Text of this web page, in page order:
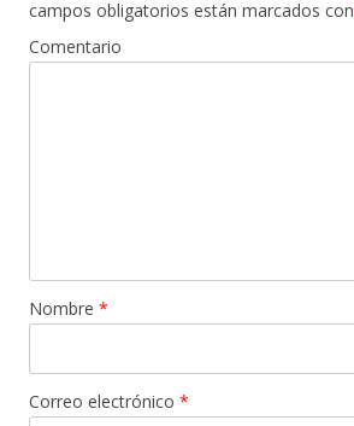
campos obligatorios están marcados con
Comentario
Nombre *
Correo electrónico *